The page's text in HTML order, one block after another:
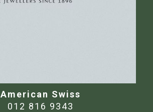
American Swiss
012 816 9343